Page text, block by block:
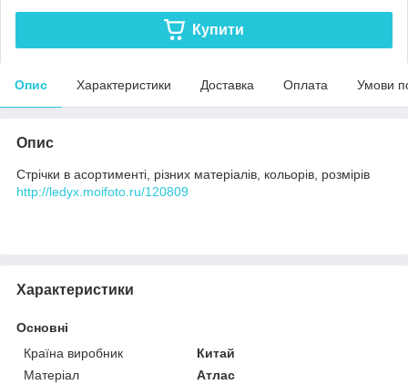
Купити
Опис Характеристики Доставка Оплата Умови
Опис
Стрічки в асортименті, різних матеріалів, кольорів, розмірів
http://ledyx.moifoto.ru/120809
Характеристики
Основні
Країна виробник
Китай
Матеріал
Атлас